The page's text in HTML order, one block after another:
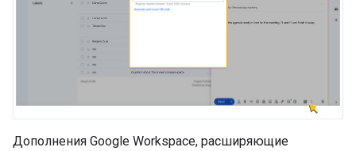
Дополнения Google Workspace, расширяющие